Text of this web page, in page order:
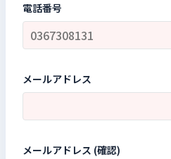
電話番号
メールアドレス
メールアドレス (確認)